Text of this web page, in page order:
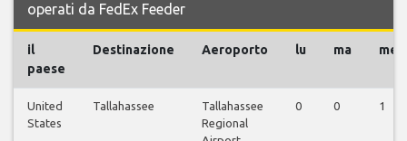
operati da FedEx Feeder
il
paese
Destinazione Aeroporto lu ma me
United
States
Tallahassee
Tallahassee
Regional
0 0 1